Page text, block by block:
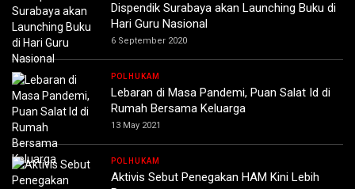
Dispendik Surabaya akan Launching Buku di
Hari Guru Nasional
6 September 2020
POLHUKAM
Lebaran di Masa Pandemi, Puan Salat Id di
Rumah Bersama Keluarga
13 May 2021
POLHUKAM
Aktivis Sebut Penegakan HAM Kini Lebih